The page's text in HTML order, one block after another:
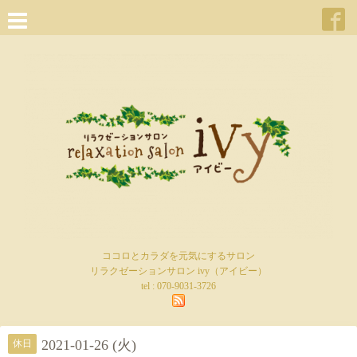
ココロとカラダを元気にするサロン
リラクゼーションサロン ivy（アイビー）
tel : 070-9031-3726
休日 2021-01-26 (火)